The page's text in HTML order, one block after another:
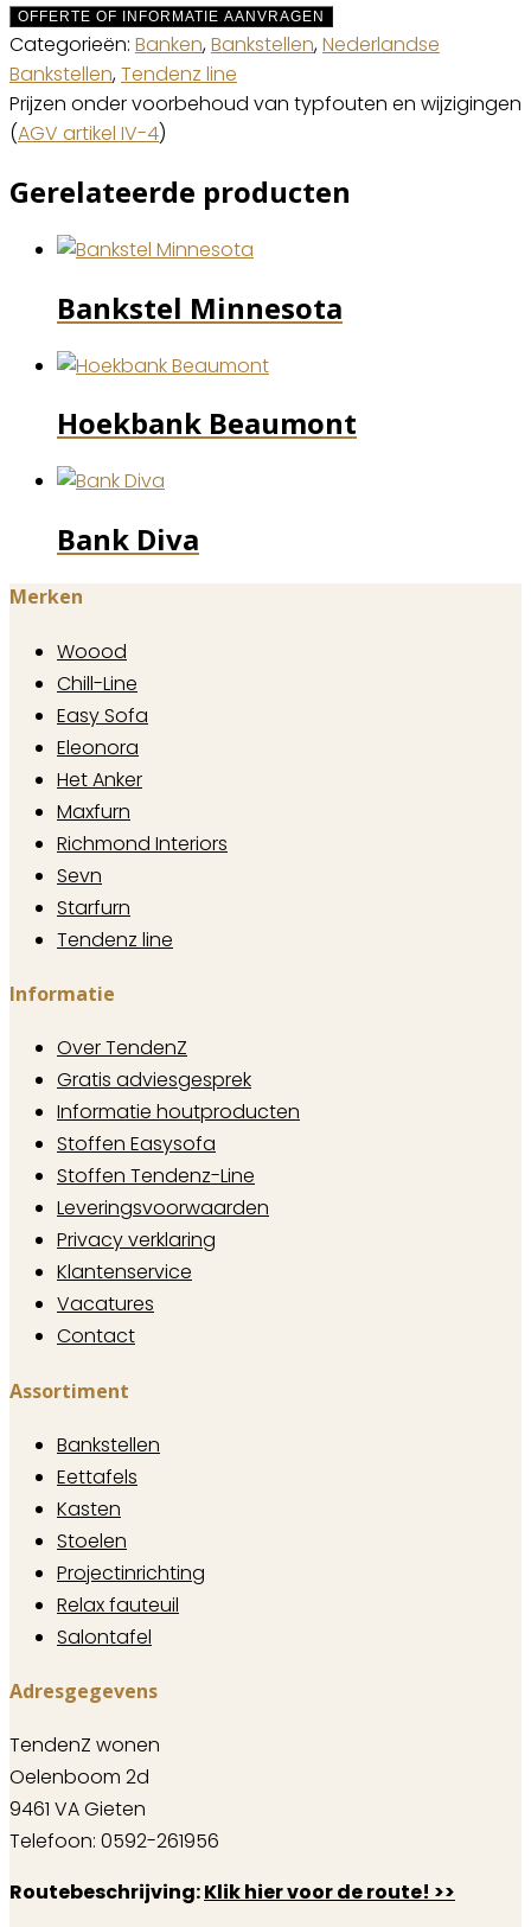
OFFERTE OF INFORMATIE AANVRAGEN
Categorieën: Banken,Bankstellen,Nederlandse
Bankstellen,Tendenz line
Prijzen onder voorbehoud van typfouten en wijzigingen
(AGV artikel IV-4)
Gerelateerde producten
Bankstel Minnesota
Hoekbank Beaumont
Bank Diva
Merken
Woood
Chill-Line
Easy Sofa
Eleonora
Het Anker
Maxfurn
Richmond Interiors
Sevn
Starfurn
Tendenz line
Informatie
Over TendenZ
Gratis adviesgesprek
Informatie houtproducten
Stoffen Easysofa
Stoffen Tendenz-Line
Leveringsvoorwaarden
Privacy verklaring
Klantenservice
Vacatures
Contact
Assortiment
Bankstellen
Eettafels
Kasten
Stoelen
Projectinrichting
Relax fauteuil
Salontafel
Adresgegevens
TendenZ wonen
Oelenboom 2d
9461 VA Gieten
Telefoon: 0592-261956
Routebeschrijving:Klik hier voor de route! >>